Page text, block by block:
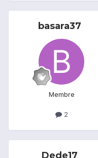
basara37
Membre
2
Dede17